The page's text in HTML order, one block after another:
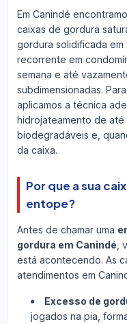
Em Canindé
caixas de gordura
gordura solidificada em
recorrente em
semana e até
subdimensionadas.
aplicamos a técnica
hidrojateamento de até
biodegradáveis e,
da caixa.
Por que a sua
entope?
Antes de chamar uma
gordura em Canindé ,
está acontecendo. As
atendimentos em
Excesso de
jogados na pia,